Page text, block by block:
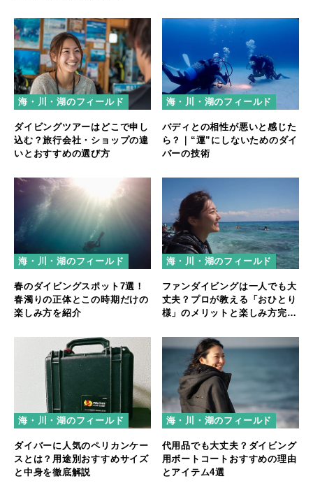
海・川・湖のフィールド
ダイビングツアーはどこで申し
込む？旅行会社・ショップの違
いとおすすめの選び方
海・川・湖のフィールド
バディとの相性が悪いと感じた
ら？｜“運”にしないためのダイ
バーの技術
海・川・湖のフィールド
春のダイビングスポット7選！
春濁りの正体とこの時期だけの
楽しみ方を紹介
海・川・湖のフィールド
ファンダイビングは一人でも大
丈夫？プロが教える「おひとり
様」のメリットと楽しみ方完全
海・川・湖のフィールド
ダイバーに人気のペリカンケー
スとは？用途別おすすめサイズ
と中身を徹底解説
海・川・湖のフィールド
代用品でも大丈夫？ダイビング
用ボートコートおすすめの理由
とアイテム4選